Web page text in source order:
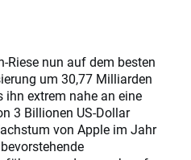
Riese nun auf dem besten
um 30,77 Milliarden
ihn extrem nahe an eine
3 Billionen US-Dollar
von Apple im Jahr